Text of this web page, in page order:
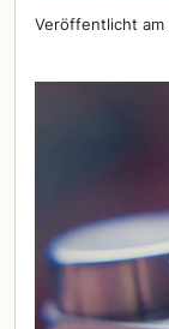
Veröffentlicht am